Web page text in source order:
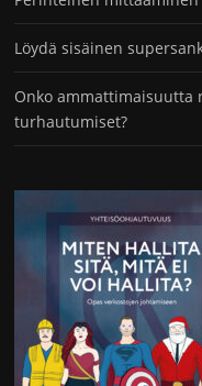
Löydä sisäinen
Onko ammattimaisuutta
turhautumiset?